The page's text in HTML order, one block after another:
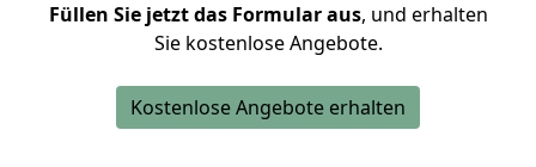
Füllen Sie jetzt das Formular aus, und erhalten
Sie kostenlose Angebote.
Kostenlose Angebote erhalten